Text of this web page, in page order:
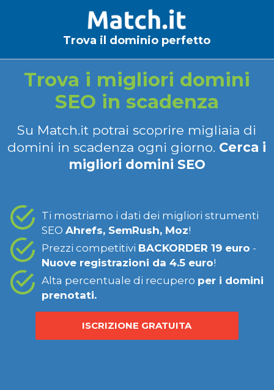
Trova il dominio perfetto
Trova i migliori domini
SEO in scadenza
Su Match.it potrai scoprire migliaia di
domini in scadenza ogni giorno. Cerca i
migliori domini SEO
Ti mostriamo i dati dei migliori strumenti
SEO Ahrefs, SemRush, Moz!
Prezzi competitivi BACKORDER 19 euro -
Nuove registrazioni da 4.5 euro!
Alta percentuale di recupero per i domini
prenotati.
ISCRIZIONE GRATUITA